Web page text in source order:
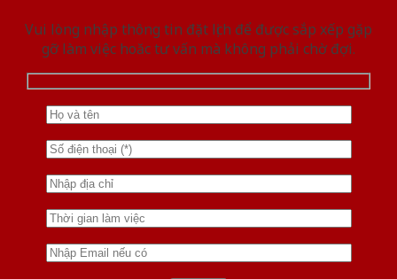
Vui lòng nhập thông tin đặt lịch để được sắp xếp gặp
gỡ làm việc hoăc tư vấn mà không phải chờ đợi.